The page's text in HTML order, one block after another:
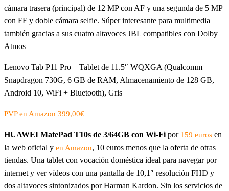
cámara trasera (principal) de 12 MP con AF y una segunda de 5 MP
con FF y doble cámara selfie. Súper interesante para multimedia
también gracias a sus cuatro altavoces JBL compatibles con Dolby
Atmos
Lenovo Tab P11 Pro – Tablet de 11.5″ WQXGA (Qualcomm
Snapdragon 730G, 6 GB de RAM, Almacenamiento de 128 GB,
Android 10, WiFi + Bluetooth), Gris
PVP en Amazon 399,00€
HUAWEI MatePad T10s de 3/64GB con Wi-Fi por 159 euros en
la web oficial y en Amazon, 10 euros menos que la oferta de otras
tiendas. Una tablet con vocación doméstica ideal para navegar por
internet y ver vídeos con una pantalla de 10,1″ resolución FHD y
dos altavoces sintonizados por Harman Kardon. Sin los servicios de